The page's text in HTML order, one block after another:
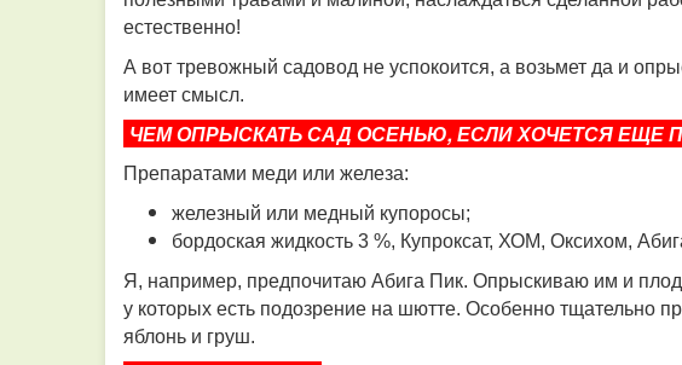
естественно!
А вот тревожный садовод не успокоится, а возьмет да и
имеет смысл.
ЧЕМ ОПРЫСКАТЬ САД ОСЕНЬЮ, ЕСЛИ ХОЧЕТСЯ ЕЩЕ
Препаратами меди или железа:
железный или медный купоросы;
бордоская жидкость 3 %, Купроксат, ХОМ, Оксихом,
Я, например, предпочитаю Абига Пик. Опрыскиваю им и
у которых есть подозрение на шютте. Особенно тщательно
яблонь и груш.